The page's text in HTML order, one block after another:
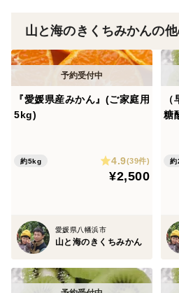
山と海のきくちみかんの
『愛媛県産みかん』(ご家庭用
5kg)
約5kg 4.9(39件)
¥2,500
愛媛県八幡浜市
山と海のきくちみかん
糖
約